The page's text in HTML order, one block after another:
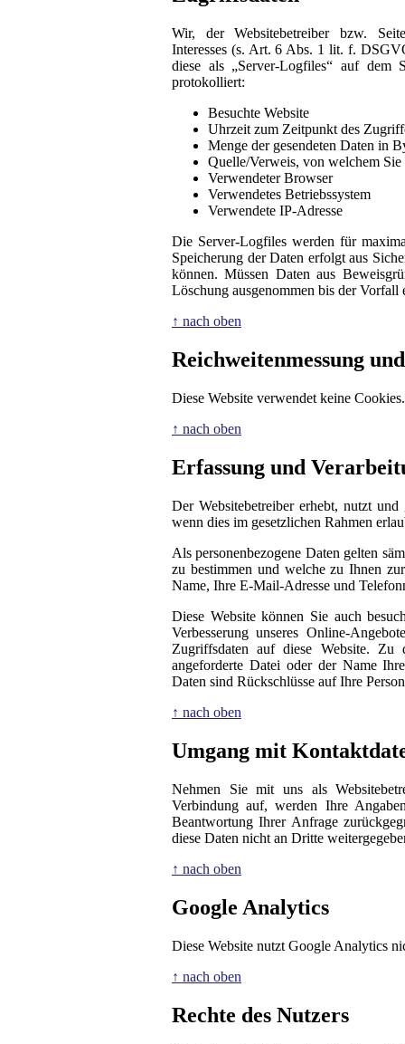
Wir, der Websitebetreiber bzw.
Interesses (s. Art. 6 Abs. 1 lit. f.
diese als „Server-Logfiles“ auf dem
protokolliert:
Besuchte Website
Uhrzeit zum Zeitpunkt des
Menge der gesendeten Daten in
Quelle/Verweis, von welchem Sie
Verwendeter Browser
Verwendetes Betriebssystem
Verwendete IP-Adresse
Die Server-Logfiles werden für
Speicherung der Daten erfolgt aus
können. Müssen Daten aus
Löschung ausgenommen bis der Vorfall
↑ nach oben
Reichweitenmessung
Diese Website verwendet keine Cookies.
↑ nach oben
Erfassung und
Der Websitebetreiber erhebt, nutzt
wenn dies im gesetzlichen Rahmen
Als personenbezogene Daten gelten
zu bestimmen und welche zu Ihnen
Name, Ihre E-Mail-Adresse und
Diese Website können Sie auch
Verbesserung unseres Online-
Zugriffsdaten auf diese Website.
angeforderte Datei oder der Name
Daten sind Rückschlüsse auf Ihre
↑ nach oben
Umgang mit
Nehmen Sie mit uns als
Verbindung auf, werden Ihre
Beantwortung Ihrer Anfrage
diese Daten nicht an Dritte
↑ nach oben
Google Analytics
Diese Website nutzt Google Analytics
↑ nach oben
Rechte des Nutzers